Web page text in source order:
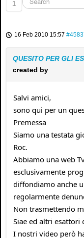
1
16 Feb 2010 15:57
QUESITO PER GLI
created by
Salvi amici,
sono qui per un
Premessa
Siamo una testata
Roc.
Abbiamo una web
esclusivamente
diffondiamo anche
regolarmente
Non trasmettendo
Siae ed altri esattori
I nostri video però